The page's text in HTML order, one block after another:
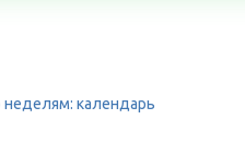
календарь